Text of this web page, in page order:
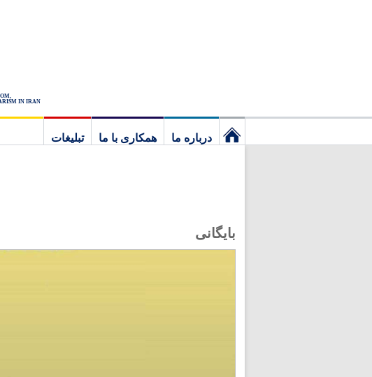
IN IRAN
درباره ما همکاری با ما
تبلیغات
بایگانی